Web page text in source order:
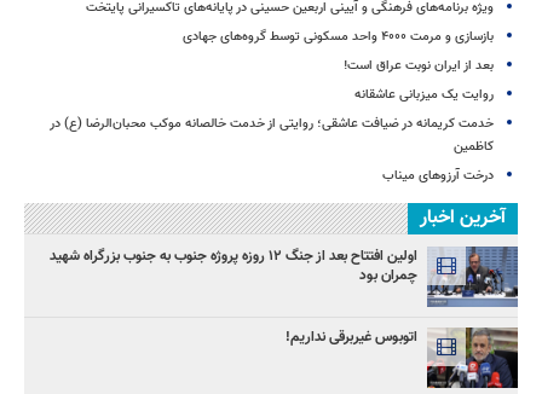
ویژه برنامه‌های فرهنگی و آیینی اربعین حسینی در پایانه‌های تاکسیرانی پایتخت
بازسازی و مرمت ۴۰۰۰ واحد مسکونی توسط گروه‌های جهادی
بعد از ایران نوبت عراق است!
روایت یک میزبانی عاشقانه
خدمت کریمانه در ضیافت عاشقی؛ روایتی از خدمت خالصانه موکب محبان‌الرضا (ع) در
کاظمین
درخت آرزوهای میناب
آخرین اخبار
اولین افتتاح بعد از جنگ ۱۲ روزه پروژه‌ جنوب به جنوب بزرگراه شهید
چمران بود
اتوبوس غیربرقی نداریم!